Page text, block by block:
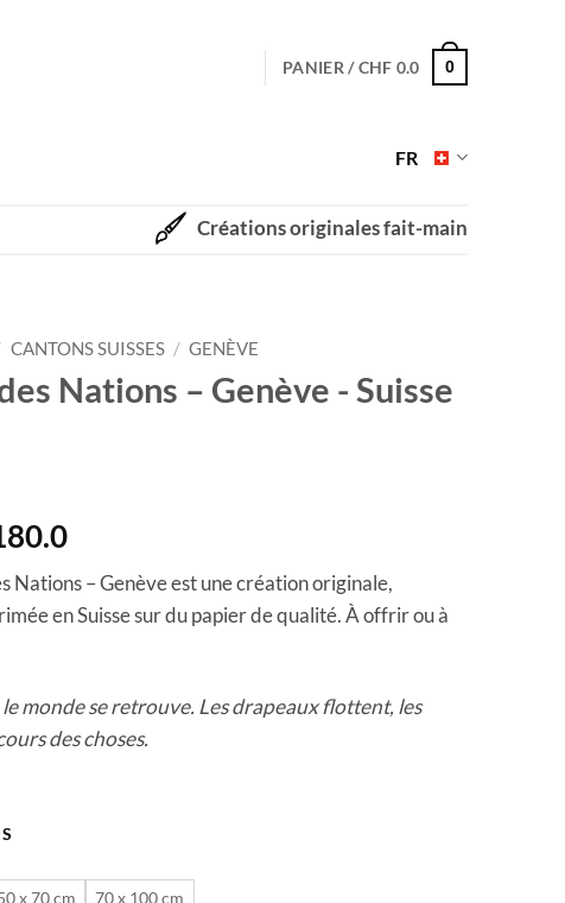
PANIER /CHF 0.0 0
FR
Créations originales fait-main
CANTONS SUISSES / GENÈVE
Nations – Genève - Suisse
Plage
prix :
CHF 40.0
Nations – Genève est une création originale,
en Suisse sur du papier de qualité. À offrir ou à
le monde se retrouve. Les drapeaux flottent, les
des choses.
x 70 cm 70 x 100 cm